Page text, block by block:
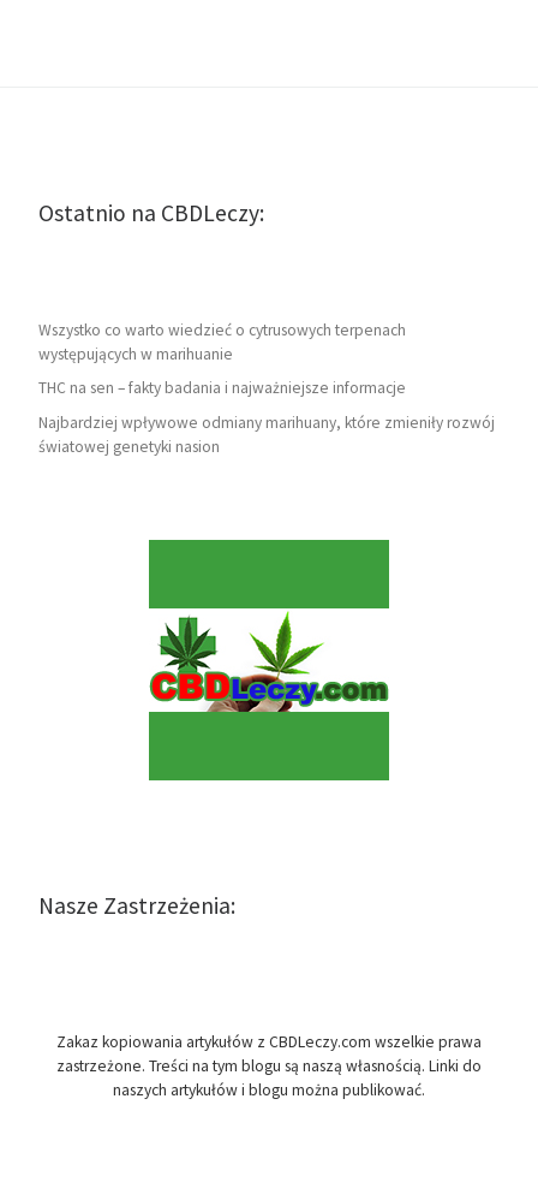
Ostatnio na CBDLeczy:
Wszystko co warto wiedzieć o cytrusowych terpenach
występujących w marihuanie
THC na sen – fakty badania i najważniejsze informacje
Najbardziej wpływowe odmiany marihuany, które zmieniły rozwój
światowej genetyki nasion
Nasze Zastrzeżenia:
Zakaz kopiowania artykułów z CBDLeczy.com wszelkie prawa
zastrzeżone. Treści na tym blogu są naszą własnością. Linki do
naszych artykułów i blogu można publikować.